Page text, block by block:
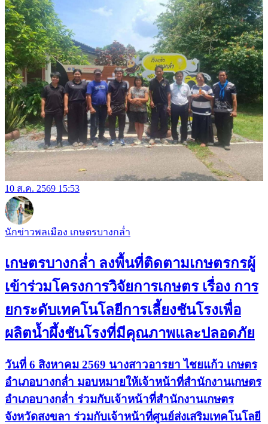
10 ส.ค. 2569 15:53
นักข่าวพลเมือง เกษตรบางกล่ำ
เกษตรบางกล่ำ ลงพื้นที่ติดตามเกษตรกรผู้
เข้าร่วมโครงการวิจัยการเกษตร เรื่อง การ
ยกระดับเทคโนโลยีการเลี้ยงชันโรงเพื่อ
ผลิตน้ำผึ้งชันโรงที่มีคุณภาพและปลอดภัย
วันที่ 6 สิงหาคม 2569 นางสาวอารยา ไชยแก้ว เกษตร
อำเภอบางกล่ำ มอบหมายให้เจ้าหน้าที่สำนักงานเกษตร
อำเภอบางกล่ำ ร่วมกับเจ้าหน้าที่สำนักงานเกษตร
จังหวัดสงขลา ร่วมกับเจ้าหน้าที่ศูนย์ส่งเสริมเทคโนโลยี